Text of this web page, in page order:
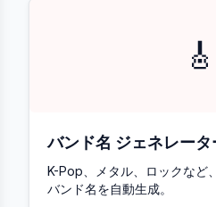
🎸
バンド名 ジェネレータ
K-Pop、メタル、ロックなど
バンド名を自動生成。